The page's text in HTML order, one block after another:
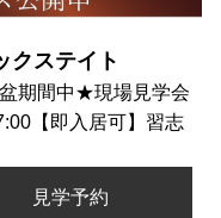
クステイト
期間中★現場見学会
【即入居可】習志
見学予約